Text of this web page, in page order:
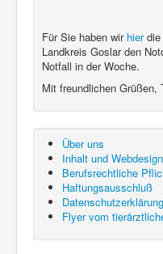
Für Sie haben wir hierdie
Landkreis Goslar den
Notfall in der Woche.
Mit freundlichen Grüßen,
Über uns
Inhalt und Webdesign
Berufsrechtliche
Haftungsausschluß
Datenschutzerklärung
Flyer vom